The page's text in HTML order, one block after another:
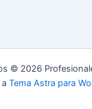
© 2026
Tema Astra para